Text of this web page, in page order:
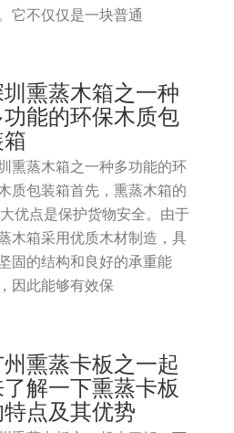
它不仅仅是一块普通
圳熏蒸木箱之一种
功能的环保木质包
箱
熏蒸木箱之一种多功能的环
质包装箱首先，熏蒸木箱的
优点是保护货物安全。由于
木箱采用优质木材制造，具
固的结构和良好的承重能
因此能够有效保
州熏蒸卡板之一起
了解一下熏蒸卡板
特点及其优势